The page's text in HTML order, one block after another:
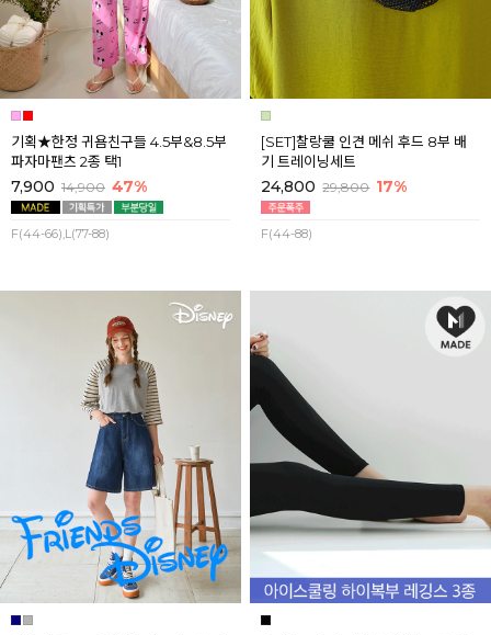
기획★한정 귀욤친구들 4.5부&8.5부
파자마팬츠 2종 택1
7,900 14,900 47%
F(44-66),L(77-88)
[SET]찰랑쿨 인견 메쉬 후드 8부 배
기 트레이닝세트
24,800 29,800 17%
F(44-88)